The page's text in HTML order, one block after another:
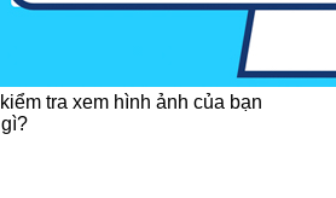
tra xem hình ảnh của bạn